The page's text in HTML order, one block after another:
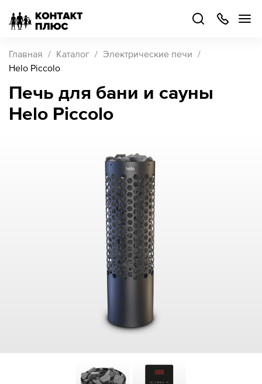
Главная Каталог
Электрические печи
Helo Piccolo
Печь для бани и сауны
Helo Piccolo
499
504-
48
Каталог
товаров
Стать
партнером